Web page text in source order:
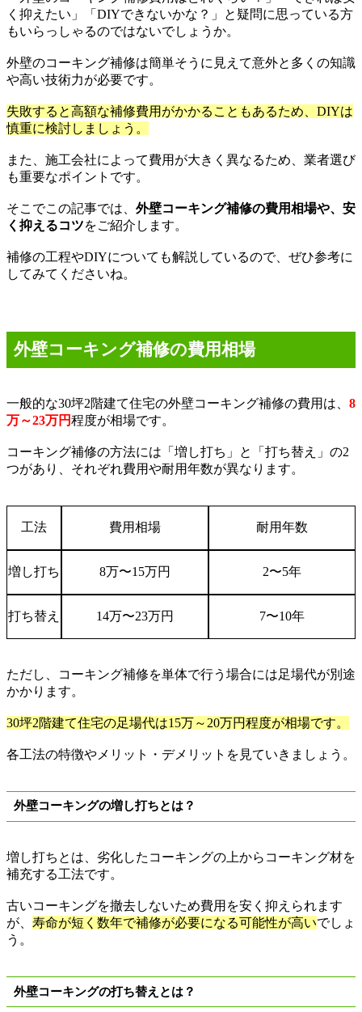
く抑えたい」「 DIYできないかな？」と疑問に思っている方
もいらっしゃるのではないでしょうか。
外壁のコーキング補修は簡単そうに見えて意外と多くの知識
や高い技術力が必要です。
失敗すると高額な補修費用がかかることもあるため、 DIYは
慎重に検討しましょう。
また、施工会社によって費用が大きく異なるため、業者選び
も重要なポイントです。
そこでこの記事では、 外壁コーキング補修の費用相場や、安
く抑えるコツをご紹介します。
補修の工程やDIYについても解説しているので、ぜひ参考に
してみてくださいね。
外壁コーキング補修の費用相場
一般的な30坪2階建て住宅の外壁コーキング補修の費用は、 8
万～23万円程度が相場です。
コーキング補修の方法には「増し打ち」と「打ち替え」の2
つがあり、それぞれ費用や耐用年数が異なります。
工法 費用相場 耐用年数
増し打ち 8万〜15万円 2〜5年
打ち替え 14万〜23万円 7〜10年
ただし、コーキング補修を単体で行う場合には足場代が別途
かかります。
30坪2階建て住宅の足場代は15万～20万円程度が相場です。
各工法の特徴やメリット・デメリットを見ていきましょう。
外壁コーキングの増し打ちとは？
増し打ちとは、劣化したコーキングの上からコーキング材を
補充する工法です。
古いコーキングを撤去しないため費用を安く抑えられます
が、 寿命が短く数年で補修が必要になる可能性が高いでしょ
う。
外壁コーキングの打ち替えとは？